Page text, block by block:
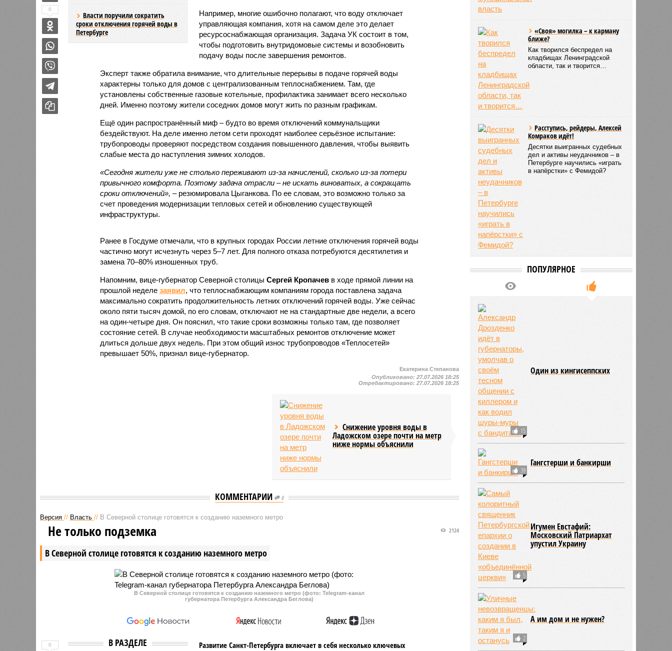
Власти поручили сократить
сроки отключения горячей воды в
Петербурге
Например, многие ошибочно полагают, что воду отключает
управляющая компания, хотя на самом деле это делает
ресурсоснабжающая организация. Задача УК состоит в том,
чтобы подготовить внутридомовые системы и возобновить
подачу воды после завершения ремонтов.
Эксперт также обратила внимание, что длительные перерывы в подаче горячей воды
характерны только для домов с централизованным теплоснабжением. Там, где
установлены собственные газовые котельные, профилактика занимает всего несколько
дней. Именно поэтому жители соседних домов могут жить по разным графикам.
Ещё один распространённый миф – будто во время отключений коммунальщики
бездействуют. На деле именно летом сети проходят наиболее серьёзное испытание:
трубопроводы проверяют посредством создания повышенного давления, чтобы выявить
слабые места до наступления зимних холодов.
«Сегодня жители уже не столько переживают из-за начислений, сколько из-за потери
привычного комфорта. Поэтому задача отрасли – не искать виноватых, а сокращать
сроки отключений», – резюмировала Цыганкова. По ее словам, это возможно только за
счет проведения модернизации тепловых сетей и обновлению существующей
инфраструктуры.
Ранее в Госдуме отмечали, что в крупных городах России летние отключения горячей воды
частично могут исчезнуть через 5–7 лет. Для полного отказа потребуются десятилетия и
замена 70–80% изношенных труб.
Напомним, вице-губернатор Северной столицы Сергей Кропачевв ходе прямой линии на
прошлой неделе заявил, что теплоснабжающим компаниям города поставлена задача
максимально сократить продолжительность летних отключений горячей воды. Уже сейчас
около пяти тысяч домой, по его словам, отключают не на стандартные две недели, а всего
на один-четыре дня. Он пояснил, что такие сроки возможны только там, где позволяет
состояние сетей. В случае необходимости масштабных ремонтов отключение может
длиться дольше двух недель. При этом общий износ трубопроводов «Теплосетей»
превышает 50%, признал вице-губернатор.
0
Екатерина Степанова
Опубликовано:27.07.2026 18:25
Отредактировано:27.07.2026 18:25
Снижение уровня воды в
Ладожском озере почти на метр
ниже нормы объяснили
КОММЕНТАРИИ 0
Версия // Власть // В Северной столице готовятся к созданию наземного метро
В Северной столице готовятся к созданию наземного метро
2124
Не только подземка
В Северной столице готовятся к созданию наземного метро (фото: Telegram-канал
губернатора Петербурга Александра Беглова)
В РАЗДЕЛЕ
Развитие Санкт-Петербурга включает в себя несколько ключевых
0
«Своя» могилка – к карману
ближе?
Как творился беспредел на
кладбищах Ленинградской
области, так и творится…
Расступись, рейдеры, Алексей
Комраков идёт!
Десятки выигранных судебных
дел и активы неудачников – в
Петербурге научились «играть
в напёрстки» с Фемидой?
ПОПУЛЯРНОЕ
15
Один из кингисеппских
39
Гангстерши и банкирши
5
Игумен Евстафий:
Московский Патриархат
упустил Украину
2
А им дом и не нужен?